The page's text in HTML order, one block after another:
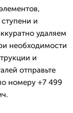
и
удаляем
необходимости
и
отправьте
номеру +7 499